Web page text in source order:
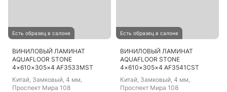
Есть образец в салоне
ВИНИЛОВЫЙ ЛАМИНАТ
AQUAFLOOR STONE
4×610×305×4 AF3533MST
Китай, Замковый, 4 мм,
Проспект Мира 108
Есть образец в салоне
ВИНИЛОВЫЙ ЛАМИНАТ
AQUAFLOOR STONE
4×610×305×4 AF3541CST
Китай, Замковый, 4 мм,
Проспект Мира 108